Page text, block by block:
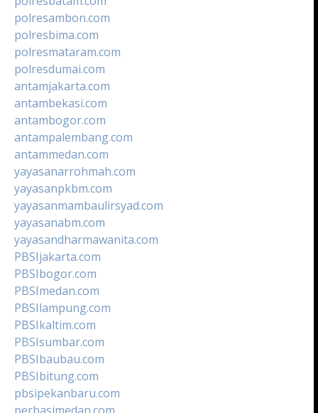
polresambon.com
polresbima.com
polresmataram.com
polresdumai.com
antamjakarta.com
antambekasi.com
antambogor.com
antampalembang.com
antammedan.com
yayasanarrohmah.com
yayasanpkbm.com
yayasanmambaulirsyad.com
yayasanabm.com
yayasandharmawanita.com
PBSIjakarta.com
PBSIbogor.com
PBSImedan.com
PBSIlampung.com
PBSIkaltim.com
PBSIsumbar.com
PBSIbaubau.com
PBSIbitung.com
pbsipekanbaru.com
perbasimedan.com